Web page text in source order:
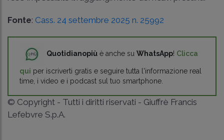
Fonte: Cass. 24 settembre 2025 n. 25992
Quotidianopiù è anche su WhatsApp! Clicca
qui per iscriverti gratis e seguire tutta l'informazione real
time, i video e i podcast sul tuo smartphone.
© Copyright - Tutti i diritti riservati - Giuffrè Francis
Lefebvre S.p.A.